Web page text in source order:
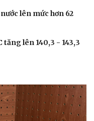
lên mức hơn 62
tăng lên 140,3 - 143,3